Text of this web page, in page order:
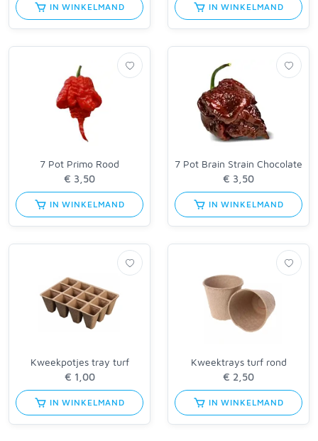
IN WINKELMAND IN WINKELMAND
7 Pot Primo Rood
IN WINKELMAND
7 Pot Brain Strain Chocolate
IN WINKELMAND
Kweekpotjes tray turf
IN WINKELMAND
Kweektrays turf rond
IN WINKELMAND